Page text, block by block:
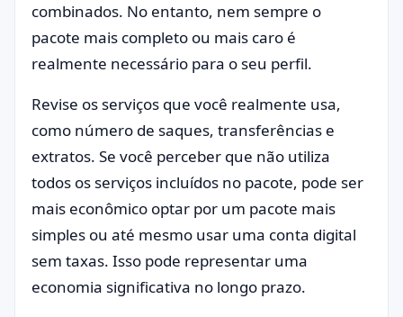
combinados. No entanto, nem sempre o
pacote mais completo ou mais caro é
realmente necessário para o seu perfil.
Revise os serviços que você realmente usa,
como número de saques, transferências e
extratos. Se você perceber que não utiliza
todos os serviços incluídos no pacote, pode ser
mais econômico optar por um pacote mais
simples ou até mesmo usar uma conta digital
sem taxas. Isso pode representar uma
economia significativa no longo prazo.